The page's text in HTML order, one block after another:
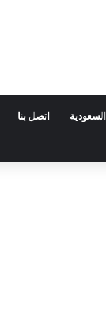
اتصل بنا